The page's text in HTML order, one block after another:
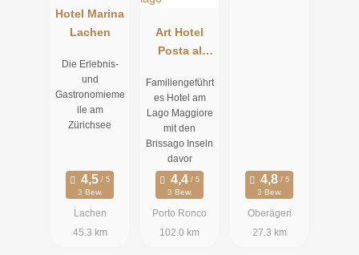
Hotel Marina
Lachen
Die Erlebnis-
und
Gastronomieme
ile am
Zürichsee
3 Bew.
Lachen
45.3 km
Art Hotel
Posta al
Familiengeführt
es Hotel am
Lago Maggiore
mit den
Brissago Inseln
davor
3 Bew.
Porto Ronco
102.0 km
3 Bew.
Oberägeri
27.3 km